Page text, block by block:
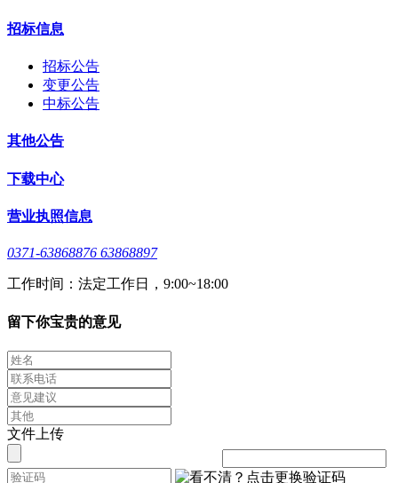
招标信息
招标公告
变更公告
中标公告
其他公告
下载中心
营业执照信息
0371-63868876 63868897
工作时间：法定工作日，9:00~18:00
留下你宝贵的意见
文件上传